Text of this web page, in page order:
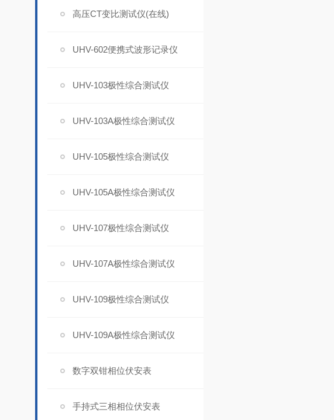
高压CT变比测试仪(在线)
UHV-602便携式波形记录仪
UHV-103极性综合测试仪
UHV-103A极性综合测试仪
UHV-105极性综合测试仪
UHV-105A极性综合测试仪
UHV-107极性综合测试仪
UHV-107A极性综合测试仪
UHV-109极性综合测试仪
UHV-109A极性综合测试仪
数字双钳相位伏安表
手持式三相相位伏安表